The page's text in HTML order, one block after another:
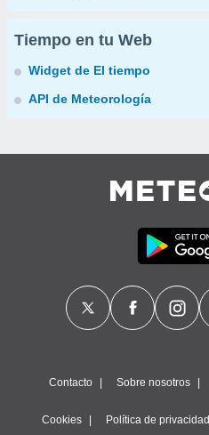
Tiempo en tu Web
Widget de El tiempo
API de Meteorología
Contacto Sobre nosotros
Cookies Política de privacidad